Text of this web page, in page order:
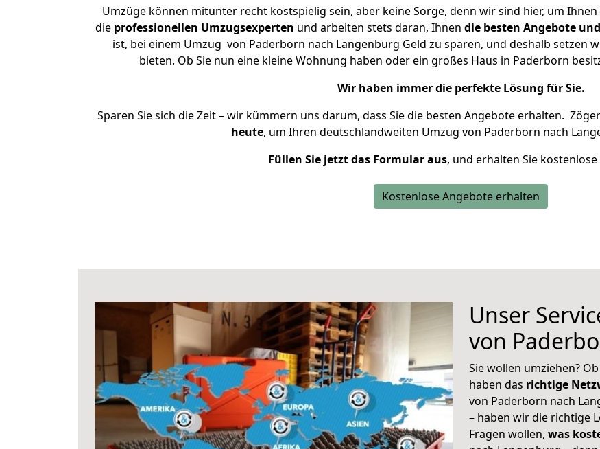
Umzüge können mitunter recht kostspielig sein, aber keine Sorge, denn wir sind hier, um Ihnen
die professionellen Umzugsexperten und arbeiten stets daran, Ihnen die besten Angebote
ist, bei einem Umzug von Paderborn nach Langenburg Geld zu sparen, und deshalb setzen
bieten. Ob Sie nun eine kleine Wohnung haben oder ein großes Haus in Paderborn
Wir haben immer die perfekte Lösung für Sie.
Sparen Sie sich die Zeit – wir kümmern uns darum, dass Sie die besten Angebote erhalten.
heute, um Ihren deutschlandweiten Umzug von Paderborn nach
Füllen Sie jetzt das Formular aus, und erhalten Sie
Kostenlose Angebote erhalten
Unser
von
Sie wollen umziehen?
haben das richtige
von Paderborn nach
– haben wir die richtige
Fragen wollen, was